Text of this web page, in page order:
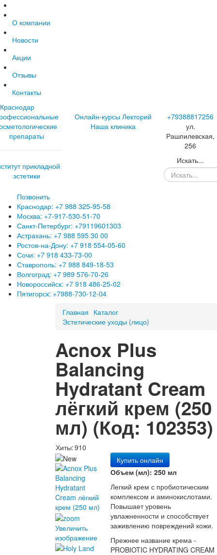
О компании
Новости
Акции
Отзывы
Контакты
Краснодар
препараты
прикладной
эстетики
Онлайн-курсы Лекторий
Наша клиника
+79388817256
ул.
Рашпилевская,
256
Искать...
Позвонить
Краснодар: +7 988 325-95-58
Москва: +7-917-530-51-70
Санкт-Петербург: +79119601303
Астрахань: +7 988 595 30 00
Ростов-на-Дону: +7 918 554-05-60
Сочи: +7 918 433-73-00
Ставрополь: +7 988 849-18-53
Волгоград: +7 989 576-70-26
Новороссийск: +7 918 486-25-02
Пятигорск: +7988-730-12-04
Главная Каталог
Эстетические уходы (лицо)
Acnox Plus
Balancing
Hydratant Cream
лёгкий крем (250
мл) (Код: 102353)
Хиты:910
Увеличить
изображение
Купить онлайн
Объем (мл): 250 мл
Легкий крем с пробиотическим
комплексом и аминокислотами.
Повышает уровень
увлажненности и способствует
заживлению повреждений кожи.
Прежнее название крема -
PROBIOTIC HYDRATING CREAM